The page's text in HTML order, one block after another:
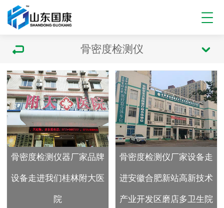
骨密度检测仪
骨密度检测仪器厂家品牌
设备走进我们桂林附大医
院
骨密度检测仪厂家设备走
进安徽合肥新站高新技术
产业开发区磨店多卫生院